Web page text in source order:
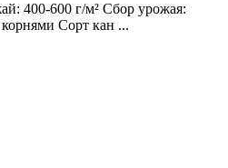
400-600 г/м² Сбор урожая:
Сорт кан ...